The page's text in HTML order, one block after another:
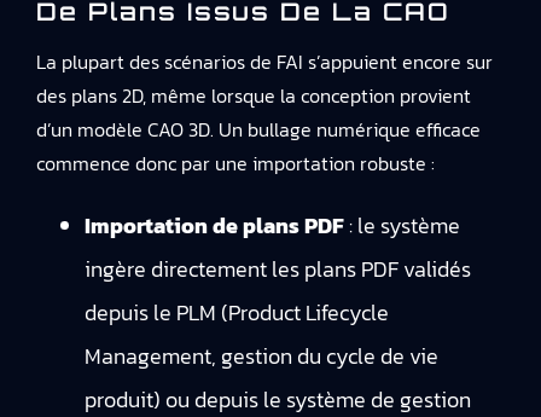
De Plans Issus De La CAO
La plupart des scénarios de FAI s’appuient encore sur
des plans 2D, même lorsque la conception provient
d’un modèle CAO 3D. Un bullage numérique efficace
commence donc par une importation robuste :
Importation de plans PDF: le système
ingère directement les plans PDF validés
depuis le PLM (Product Lifecycle
Management, gestion du cycle de vie
produit) ou depuis le système de gestion